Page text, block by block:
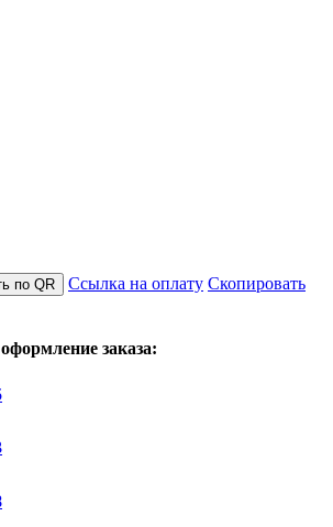
по QR Ссылка на оплату Скопировать
заказа: